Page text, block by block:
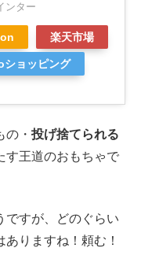
ンター
楽天市場
ショッピング
・ 投げ捨てられる
す王道のおもちゃで
ですが、どのぐらい
りますね！頼む！